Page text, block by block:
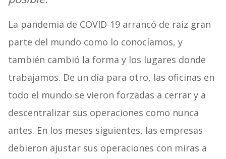
La pandemia de COVID-19 arrancó de raíz gran
parte del mundo como lo conocíamos, y
también cambió la forma y los lugares donde
trabajamos. De un día para otro, las oficinas en
todo el mundo se vieron forzadas a cerrar y a
descentralizar sus operaciones como nunca
antes. En los meses siguientes, las empresas
debieron ajustar sus operaciones con miras a